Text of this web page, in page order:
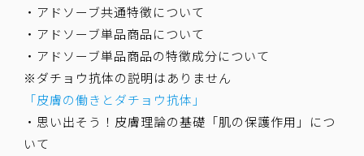
・アドソーブ共通特徴について
・アドソーブ単品商品について
・アドソーブ単品商品の特徴成分について
※ダチョウ抗体の説明はありません
「皮膚の働きとダチョウ抗体」
・思い出そう！皮膚理論の基礎「肌の保護作用」につ
いて